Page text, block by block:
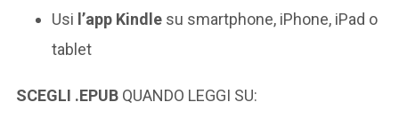
Usi l’app Kindle su smartphone, iPhone, iPad o
tablet
SCEGLI .EPUB QUANDO LEGGI SU: